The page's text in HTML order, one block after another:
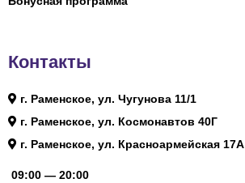
Контакты
г. Раменское, ул. Чугунова 11/1
г. Раменское, ул. Космонавтов 40Г
г. Раменское, ул. Красноармейская 17А
09:00 — 20:00